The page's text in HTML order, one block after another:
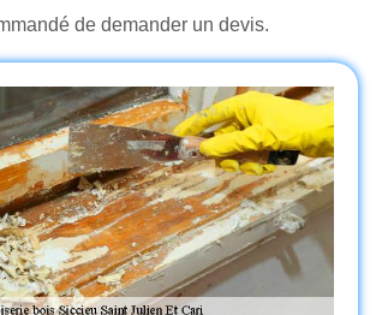
de demander un devis.